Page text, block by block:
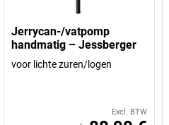
Jerrycan-/vatpomp
handmatig – Jessberger
voor lichte zuren/logen
Excl. BTW